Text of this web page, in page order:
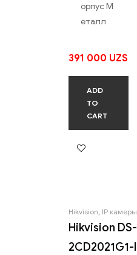
орпус М
еталл
391 000 UZS
ADD
TO
CART
Hikvision, IP камеры
Hikvision DS-
2CD2021G1-I